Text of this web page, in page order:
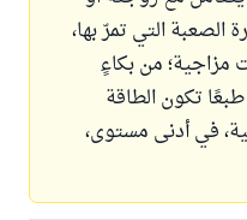
التي تمرّ بها،
مزاجية؛ من بكاءٍ
تكون الطاقة
في أدنى مستوى،